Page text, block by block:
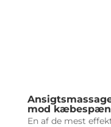
mod
En af de mest